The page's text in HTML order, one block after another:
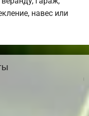
навес или